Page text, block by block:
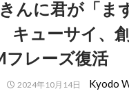
んに君が「ま
キューサイ、
フレーズ復活
2024年10月14日 Kyodo